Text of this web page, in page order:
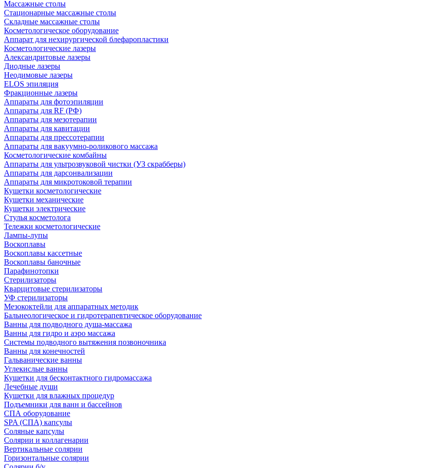
Массажные столы
Стационарные массажные столы
Складные массажные столы
Косметологическое оборудование
Аппарат для нехирургической блефаропластики
Косметологические лазеры
Александритовые лазеры
Диодные лазеры
Неодимовые лазеры
ELOS эпиляция
Фракционные лазеры
Аппараты для фотоэпиляции
Аппараты для RF (РФ)
Аппараты для мезотерапии
Аппараты для кавитации
Аппараты для прессотерапии
Аппараты для вакуумно-роликового массажа
Косметологические комбайны
Аппараты для ультрозвуковой чистки (УЗ скрабберы)
Аппараты для дарсонвализации
Аппараты для микротоковой терапии
Кушетки косметологические
Кушетки механические
Кушетки электрические
Стулья косметолога
Тележки косметологические
Лампы-лупы
Воскоплавы
Воскоплавы кассетные
Воскоплавы баночные
Парафинотопки
Стерилизаторы
Кварцитовые стерилизаторы
УФ стерилизаторы
Мезококтейли для аппаратных методик
Бальнеологическое и гидротерапевтическое оборудование
Ванны для подводного душа-массажа
Ванны для гидро и аэро массажа
Системы подводного вытяжения позвоночника
Ванны для конечностей
Гальванические ванны
Углекислые ванны
Кушетки для бесконтактного гидромассажа
Лечебные души
Кушетки для влажных процедур
Подъемники для ванн и бассейнов
СПА оборудование
SPA (СПА) капсулы
Соляные капсулы
Солярии и коллагенарии
Вертикальные солярии
Горизонтальные солярии